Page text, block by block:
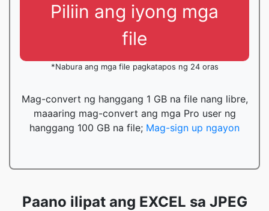
Piliin ang iyong mga
file
*Nabura ang mga file pagkatapos ng 24 oras
Mag-convert ng hanggang 1 GB na file nang libre,
maaaring mag-convert ang mga Pro user ng
hanggang 100 GB na file; Mag-sign up ngayon
Paano ilipat ang EXCEL sa JPEG